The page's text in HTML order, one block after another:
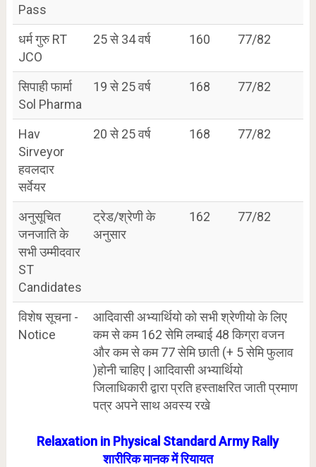
Pass
धर्म गुरु RT
JCO
25 से 34 वर्ष 160 77/82
सिपाही फार्मा
Sol Pharma
19 से 25 वर्ष 168 77/82
Hav
Sirveyor
हवलदार
सर्वेयर
20 से 25 वर्ष 168 77/82
अनुसूचित
जनजाति के
सभी उम्मीदवार
ST
Candidates
ट्रेड/श्रेणी के
अनुसार
162 77/82
विशेष सूचना -
Notice
आदिवासी अभ्यार्थियो को सभी श्रेणीयो के लिए
कम से कम 162 सेमि लम्बाई 48 किग्रा वजन
और कम से कम 77 सेमि छाती (+ 5 सेमि फुलाव
)होनी चाहिए | आदिवासी अभ्यार्थियो
जिलाधिकारी द्वारा प्रति हस्ताक्षरित जाती प्रमाण
पत्र अपने साथ अवस्य रखे
Relaxation in Physical Standard Army Rally
शारीरिक मानक में रियायत